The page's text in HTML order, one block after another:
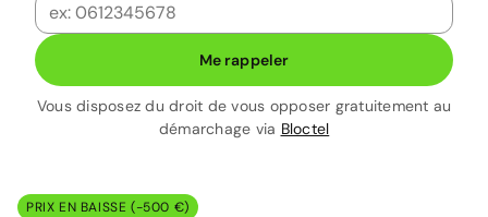
Me rappeler
Vous disposez du droit de vous opposer gratuitement au
démarchage via Bloctel
PRIX EN BAISSE (-500 €)